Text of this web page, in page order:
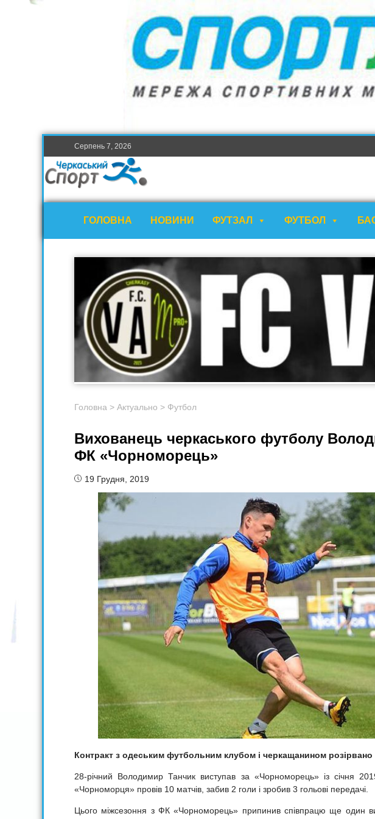
Серпень 7, 2026
ГОЛОВНА НОВИНИ ФУТЗАЛ ФУТБОЛ
Головна > Актуально > Футбол
Вихованець черкаського футболу
ФК «Чорноморець»
19 Грудня, 2019
Контракт з одеським футбольним клубом і черкащанином
28-річний Володимир Танчик виступав за «Чорноморець» із січня
«Чорноморця» провів 10 матчів, забив 2 голи і зробив 3 гольові передачі.
Цього міжсезоння з ФК «Чорноморець» припинив співпрацю ще один